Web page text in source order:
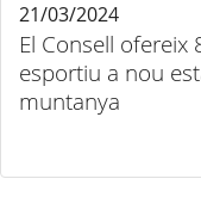
El Consell
esportiu a nou
muntanya
21/03/2024